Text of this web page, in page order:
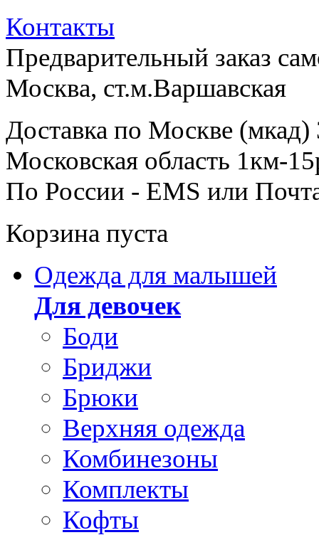
Контакты
Предварительный заказ
Москва, ст.м.Варшавская
Доставка по Москве (мкад)
Московская область 1км-
По России - EMS или
Корзина пуста
Одежда для малышей
Для девочек
Боди
Бриджи
Брюки
Верхняя одежда
Комбинезоны
Комплекты
Кофты